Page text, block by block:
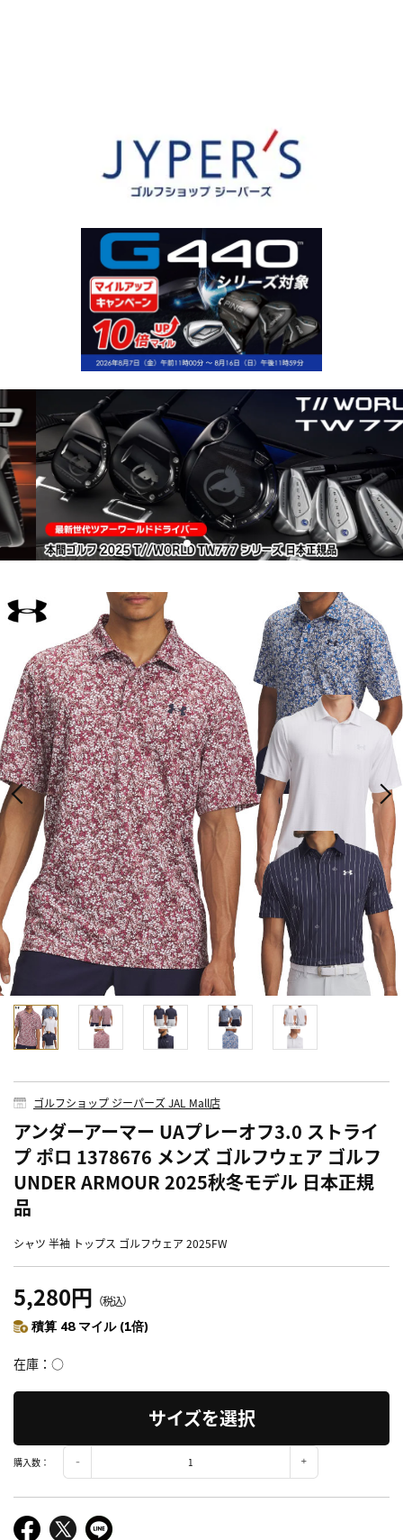
ゴルフショップ ジーパーズ JAL Mall店
アンダーアーマー UAプレーオフ3.0 ストライ
プ ポロ 1378676 メンズ ゴルフウェア ゴルフ
UNDER ARMOUR 2025秋冬モデル 日本正規
品
シャツ 半袖 トップス ゴルフウェア 2025FW
5,280円 （税込）
積算 48 マイル (1倍)
在庫 ○
サイズを選択
購入数：